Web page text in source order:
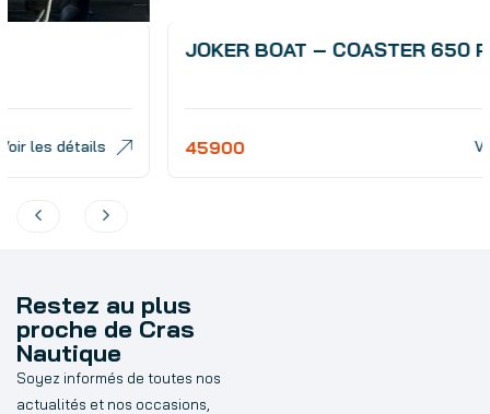
JOKER BOAT – COASTER 650 PLUS
45900
Restez au plus
proche de Cras
Nautique
Soyez informés de toutes nos
actualités et nos occasions,